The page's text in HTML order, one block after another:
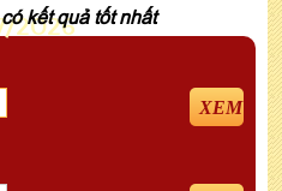
2026
kết quả tốt nhất
XEM